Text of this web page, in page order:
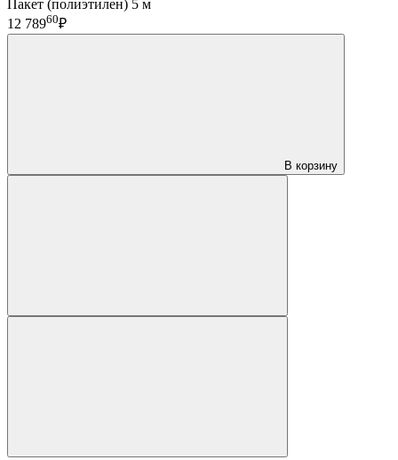
Пакет (полиэтилен) 5 м
12 78960₽
В корзину